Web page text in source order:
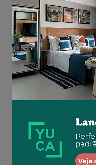
Aluguel R$ 1.777
Total R$ 2.843
Similar a sua busca
Em breve